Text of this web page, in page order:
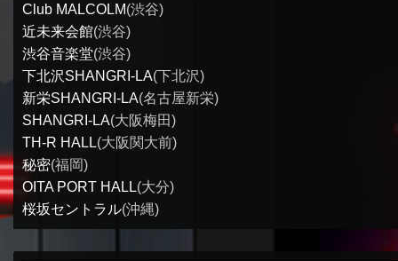
Club MALCOLM(渋谷)
近未来会館(渋谷)
渋谷音楽堂(渋谷)
下北沢SHANGRI-LA(下北沢)
新栄SHANGRI-LA(名古屋新栄)
SHANGRI-LA(大阪梅田)
TH-R HALL(大阪関大前)
秘密(福岡)
OITA PORT HALL(大分)
桜坂セントラル(沖縄)